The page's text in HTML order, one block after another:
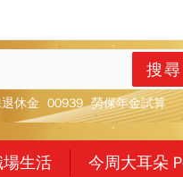
搜尋
休金 00939 勞保年金試算
場生活 今周大耳朵